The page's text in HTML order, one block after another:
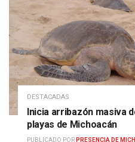
DESTACADAS
Inicia arribazón masiva
playas de Michoacán
PUBLICADO POR PRESENCIA DE